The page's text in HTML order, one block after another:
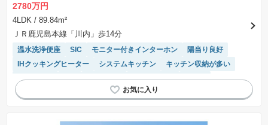
2780万円
4LDK / 89.84m²
ＪＲ鹿児島本線「川内」歩14分
温水洗浄便座 SIC モニター付きインターホン
陽当り良好
IHクッキングヒーター
システムキッチン
キッチン収納が多い
浴室乾燥機
WIC オール電化 対面キッチン 食洗機